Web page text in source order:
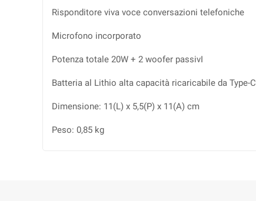
Risponditore viva voce conversazioni telefoniche
Microfono incorporato
Potenza totale 20W + 2 woofer passivI
Batteria al Lithio alta capacità ricaricabile da Type-C
Dimensione: 11(L) x 5,5(P) x 11(A) cm
Peso: 0,85 kg